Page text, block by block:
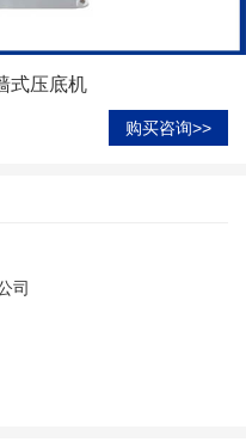
式压底机
购买咨询>>
司